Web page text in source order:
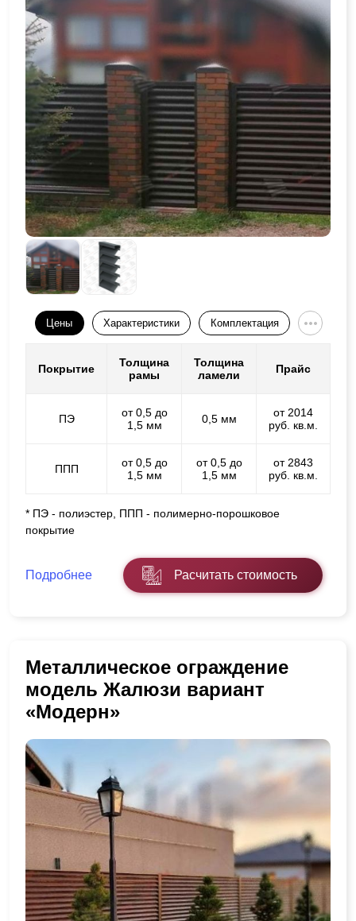
Цены Характеристики Комплектация
Покрытие
Толщина
рамы
Толщина
ламели
Прайс
ПЭ
от 0,5 до
1,5 мм
0,5 мм
от 2014
руб. кв.м.
ППП
от 0,5 до
1,5 мм
от 0,5 до
1,5 мм
от 2843
руб. кв.м.
* ПЭ - полиэстер, ППП - полимерно-порошковое
покрытие
Подробнее Расчитать стоимость
Металлическое ограждение
модель Жалюзи вариант
«Модерн»